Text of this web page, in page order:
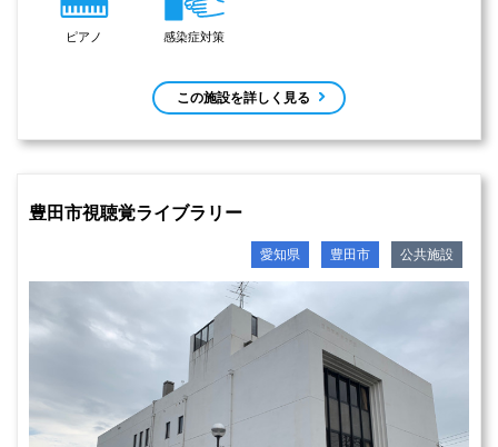
ピアノ 感染症対策
この施設を詳しく見る
豊田市視聴覚ライブラリー
愛知県 豊田市 公共施設